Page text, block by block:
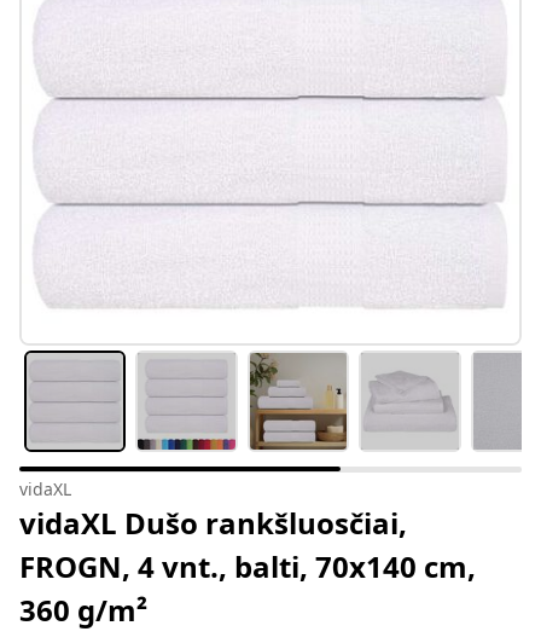
vidaXL
vidaXL Dušo rankšluosčiai,
FROGN, 4 vnt., balti, 70x140 cm,
360 g/m²